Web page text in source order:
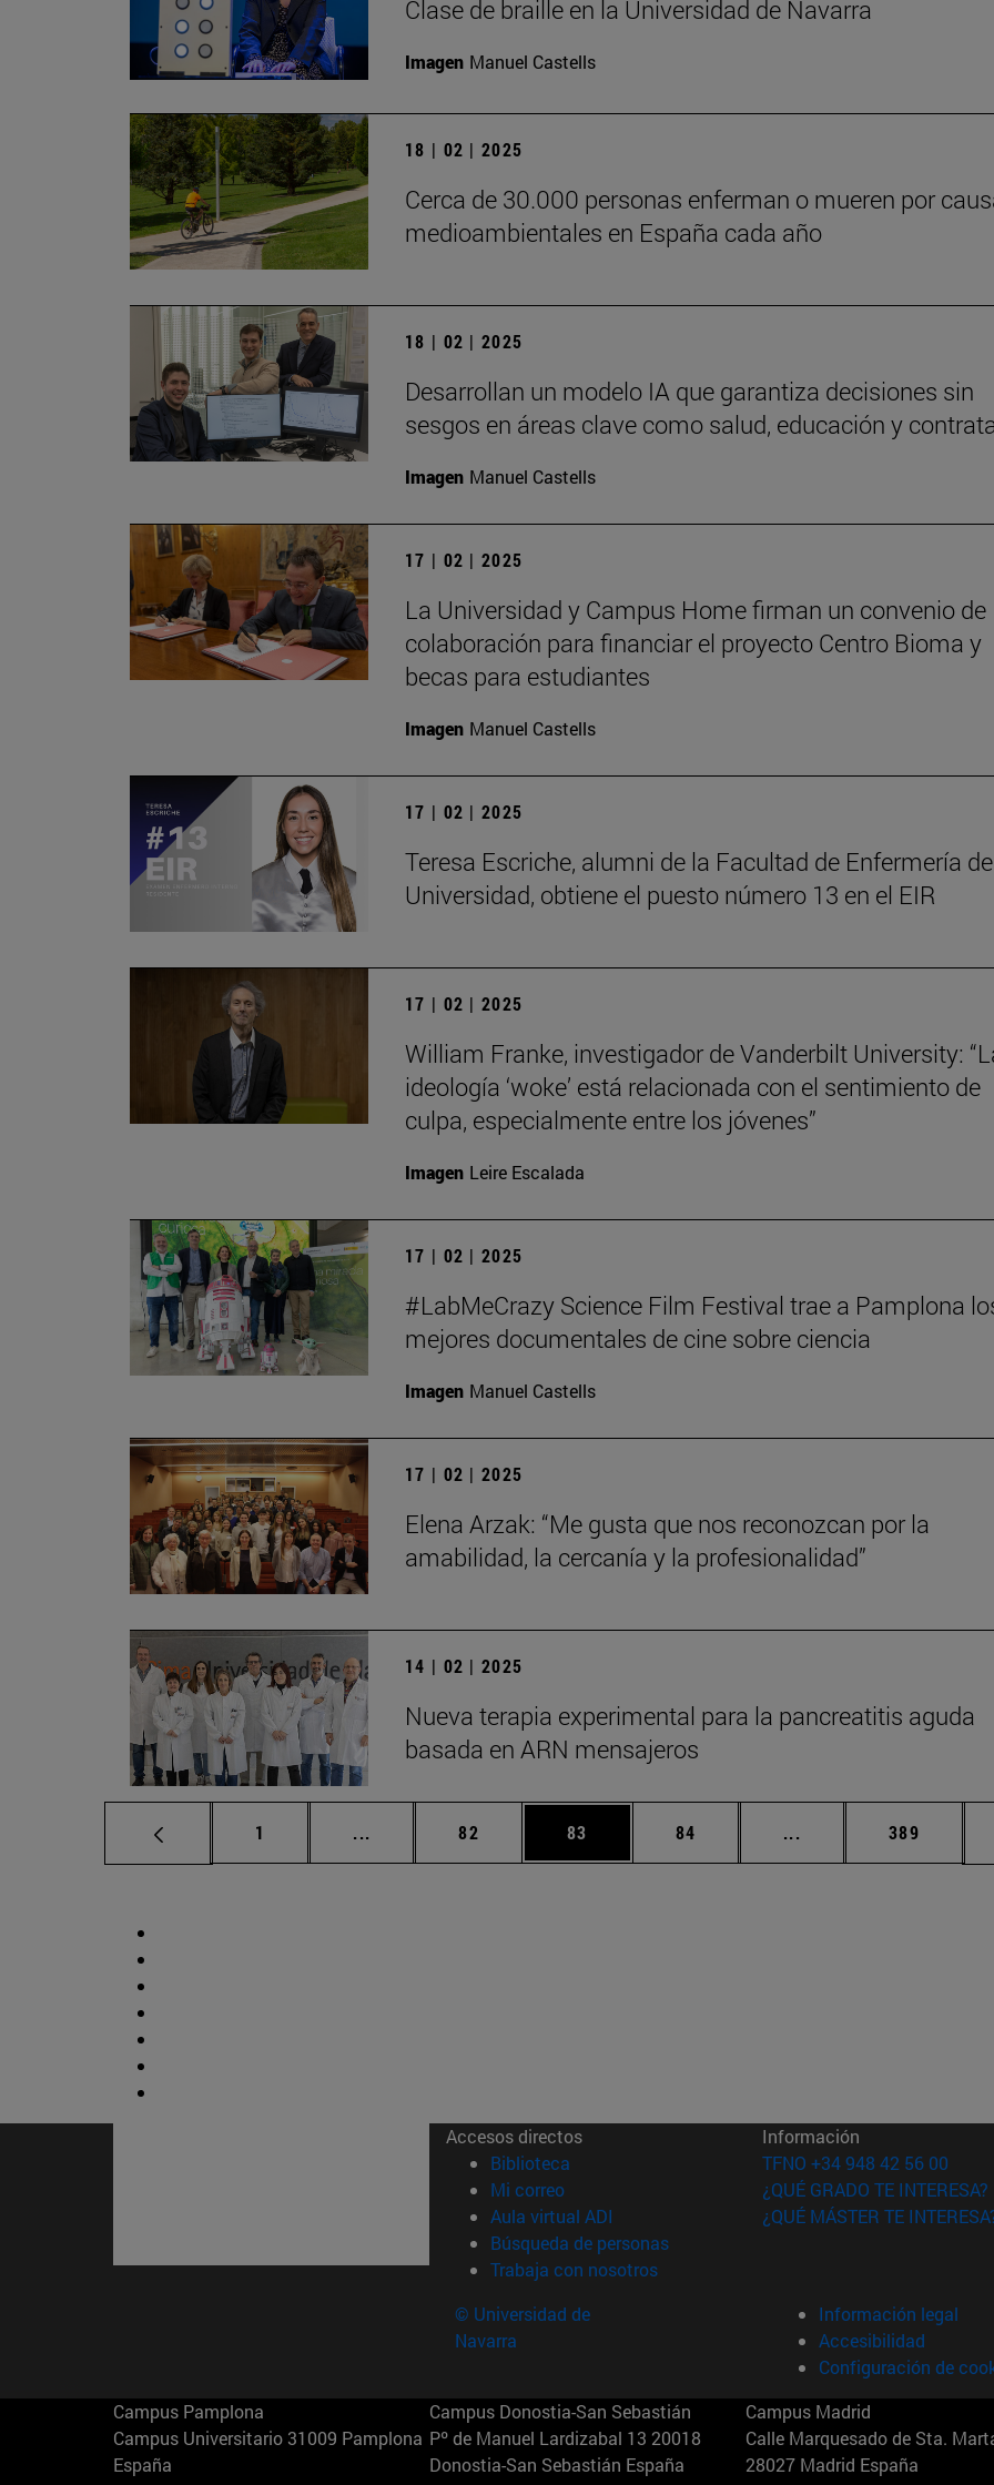
Clase de braille en la Universidad de Navarra
Imagen Manuel Castells
18 | 02 | 2025
Cerca de 30.000 personas enferman o mueren por
medioambientales en España cada año
18 | 02 | 2025
Desarrollan un modelo IA que garantiza decisiones sin
sesgos en áreas clave como salud, educación y
Imagen Manuel Castells
17 | 02 | 2025
La Universidad y Campus Home firman un convenio de
colaboración para financiar el proyecto Centro Bioma y
becas para estudiantes
Imagen Manuel Castells
17 | 02 | 2025
Teresa Escriche, alumni de la Facultad de Enfermería
Universidad, obtiene el puesto número 13 en el EIR
17 | 02 | 2025
William Franke, investigador de Vanderbilt University:
ideología ‘woke’ está relacionada con el sentimiento de
culpa, especialmente entre los jóvenes”
Imagen Leire Escalada
17 | 02 | 2025
#LabMeCrazy Science Film Festival trae a Pamplona
mejores documentales de cine sobre ciencia
Imagen Manuel Castells
17 | 02 | 2025
Elena Arzak: “Me gusta que nos reconozcan por la
amabilidad, la cercanía y la profesionalidad”
14 | 02 | 2025
Nueva terapia experimental para la pancreatitis aguda
basada en ARN mensajeros
Página
1 ... Páginas intermedias Use TAB para desplazarse.
Página
82 Página
83 Página
84 ... Páginas intermedias
Página
389
Accesos directos
Biblioteca (abre en nueva ventana)
Mi correo(abre en nueva ventana)
Aula virtual ADI (abre en nueva ventana)
Búsqueda de personas(abre en nueva ventana)
Trabaja con nosotros(abre en nueva ventana)
Información
TFNO +34 948 42 56 00
¿QUÉ GRADO TE INTERESA?
¿QUÉ MÁSTER TE
© Universidad de
Navarra
Información legal
Accesibilidad
Configuración de
Campus Pamplona
Campus Universitario 31009 Pamplona
España
Campus Donostia-San Sebastián
Pº de Manuel Lardizabal 13 20018
Donostia-San Sebastián España
Campus Madrid
Calle Marquesado de Sta.
28027 Madrid España